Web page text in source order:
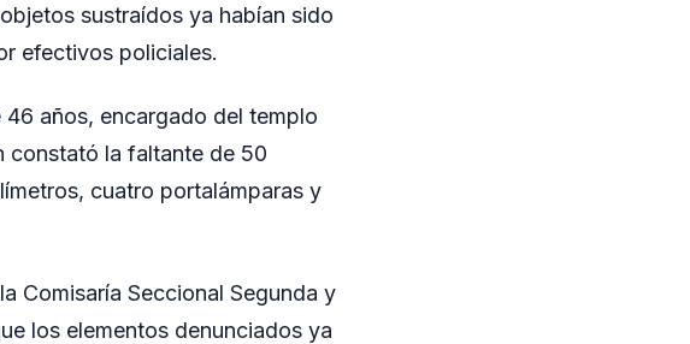
sustraídos ya habían sido
efectivos policiales.
años, encargado del templo
constató la faltante de 50
cuatro portalámparas y
Comisaría Seccional Segunda y
los elementos denunciados ya